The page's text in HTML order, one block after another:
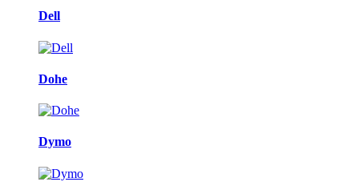
Dell
Dohe
Dymo